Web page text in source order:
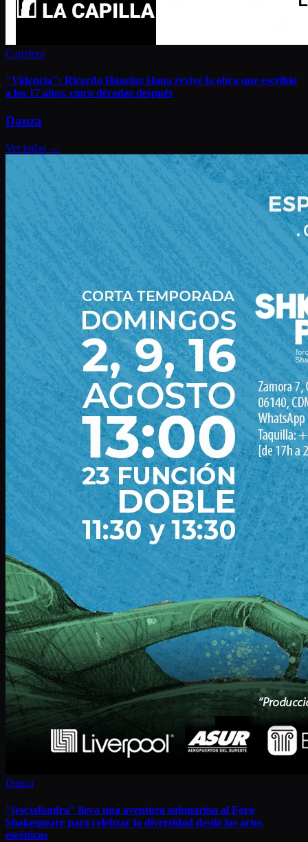
Cartelera
"Videncia": Ricardo Haneine Haua revive la obra que escribió
a los 17 años, cinco décadas después
Danza
Ver todas →
Danza
"(esc)afandra" lleva una aventura submarina al Foro
Shakespeare para celebrar la diversidad desde las artes
escénicas